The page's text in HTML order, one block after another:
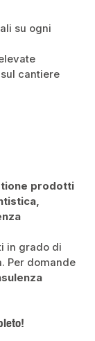
su ogni
cantiere
prodotti
in grado di
Per domande